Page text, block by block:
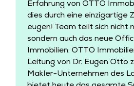
Erfahrung von OTTO
dies durch eine einzigartige
eugen! Team teilt sich nicht
sondern auch das neue
Immobilien. OTTO
Leitung von Dr. Eugen Otto
Makler-Unternehmen des